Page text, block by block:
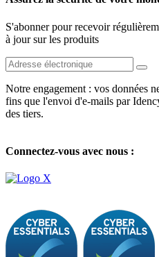
S'abonner pour recevoir
à jour sur les produits
Notre engagement : vos données
fins que l'envoi d'e-mails par
des tiers.
Connectez-vous avec nous :